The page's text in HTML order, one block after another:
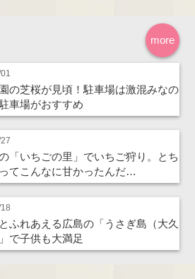
more
の芝桜が見頃！駐車場は激混みなの
車場がおすすめ
「いちごの里」でいちご狩り。とち
てこんなに甘かったんだ…
ふれあえる広島の「うさぎ島（大久
で子供も大満足